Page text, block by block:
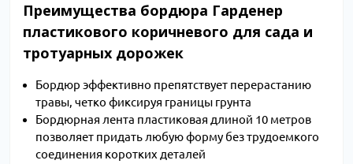
Преимущества бордюра Гарденер
пластикового коричневого для сада и
тротуарных дорожек
Бордюр эффективно препятствует перерастанию
травы, четко фиксируя границы грунта
Бордюрная лента пластиковая длиной 10 метров
позволяет придать любую форму без трудоемкого
соединения коротких деталей